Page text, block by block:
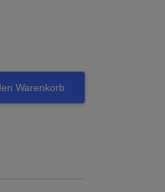
Warenkorb